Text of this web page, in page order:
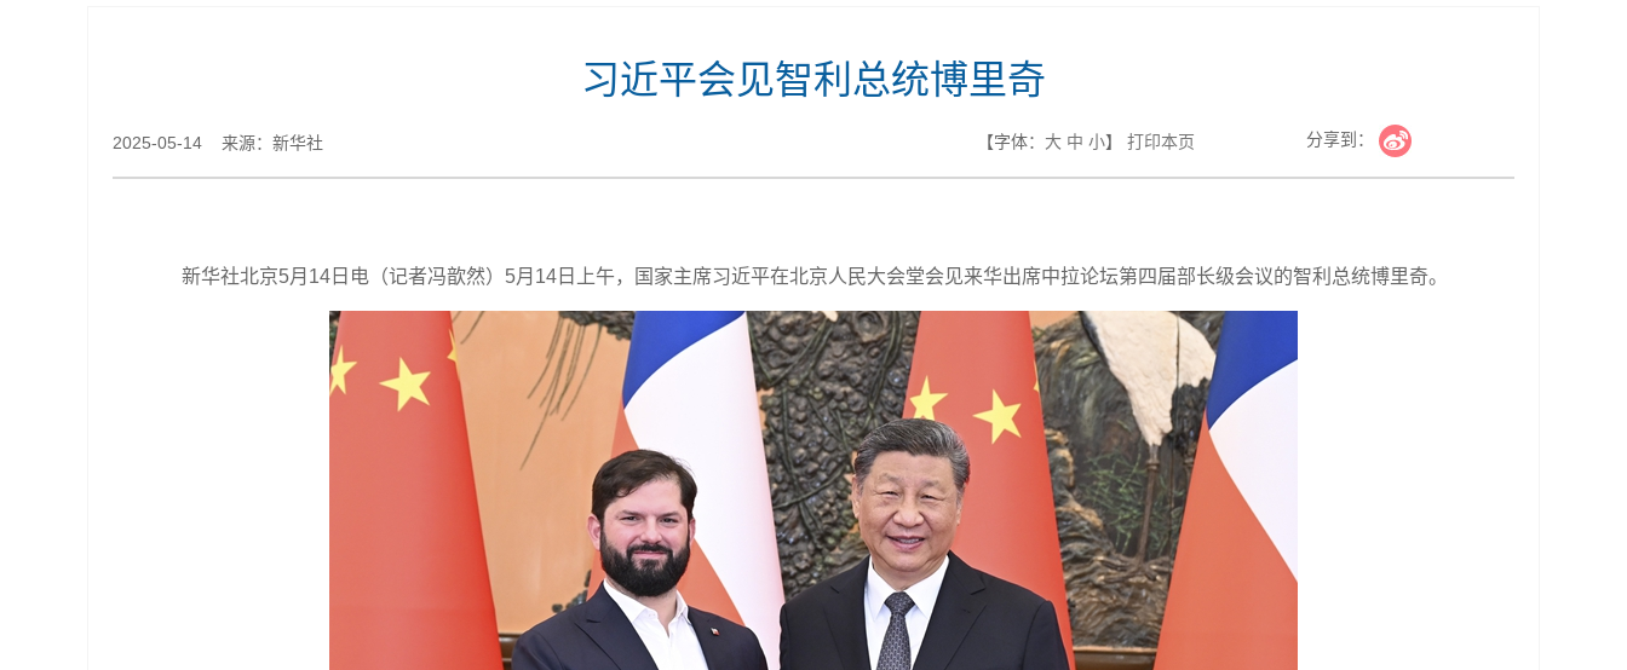
习近平会见智利总统博里奇
2025-05-14 来源：新华社 【字体： 大 中 小】 打印本页 分享到：
新华社北京5月14日电（记者冯歆然）5月14日上午，国家主席习近平在北京人民大会堂会见来华出席中拉论坛第四届部长级会议的智利总统博里奇。